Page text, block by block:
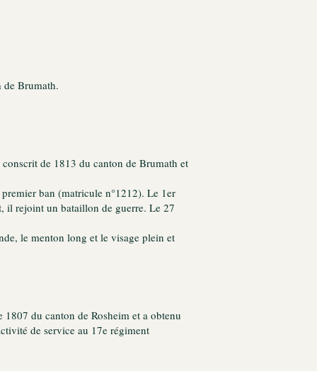
de Brumath.
de 1813 du canton de Brumath et
ban (matricule n°1212). Le 1er
il rejoint un bataillon de guerre. Le 27
le menton long et le visage plein et
du canton de Rosheim et a obtenu
de service au 17e régiment